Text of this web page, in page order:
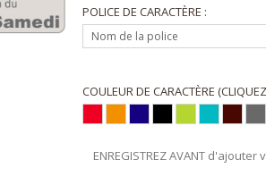
POLICE DE CARACTÈRE :
Nom de la police
COULEUR DE CARACTÈRE
ENREGISTREZ AVANT